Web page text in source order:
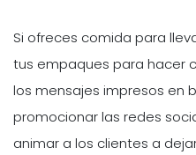
Si ofreces comida para
tus empaques para hacer
los mensajes impresos en
promocionar las redes
animar a los clientes a